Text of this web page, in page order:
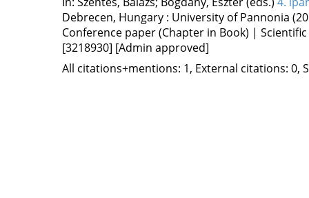
Debrecen, Hungary : University of Pannonia
Conference paper (Chapter in Book) | Scientific
[3218930] [Admin approved]
All citations+mentions: 1, External citations: 0,